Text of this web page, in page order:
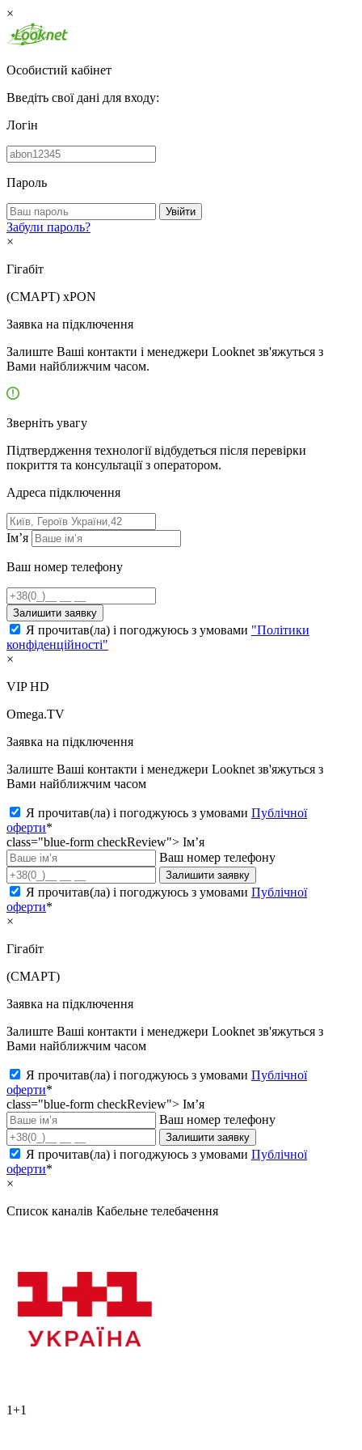
×
Особистий кабінет
Введіть свої дані для входу:
Логін
Пароль
Увійти
Забули пароль?
×
Гігабіт
(СМАРТ) xPON
Заявка на підключення
Залиште Ваші контакти і менеджери Looknet зв'яжуться з
Вами найближчим часом.
Зверніть увагу
Підтвердження технології відбудеться після перевірки
покриття та консультації з оператором.
Адресa підключення
Ім’я
Ваш номер телефону
Залишити заявку
Я прочитав(ла) і погоджуюсь з умовами "Політики
конфіденційності"
×
VIP HD
Omega.TV
Заявка на підключення
Залиште Ваші контакти і менеджери Looknet зв'яжуться з
Вами найближчим часом
Я прочитав(ла) і погоджуюсь з умовами Публічної
оферти*
class="blue-form checkReview"> Ім’я
Ваш номер телефону
Залишити заявку
Я прочитав(ла) і погоджуюсь з умовами Публічної
оферти*
×
Гігабіт
(СМАРТ)
Заявка на підключення
Залиште Ваші контакти і менеджери Looknet зв'яжуться з
Вами найближчим часом
Я прочитав(ла) і погоджуюсь з умовами Публічної
оферти*
class="blue-form checkReview"> Ім’я
Ваш номер телефону
Залишити заявку
Я прочитав(ла) і погоджуюсь з умовами Публічної
оферти*
×
Список каналів Кабельне телебачення
1+1